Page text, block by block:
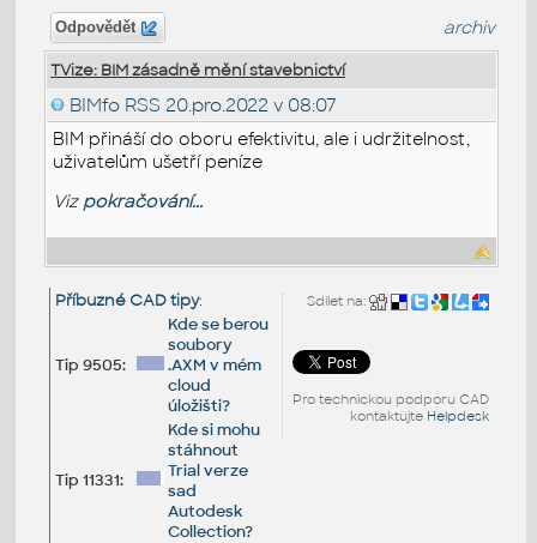
Odpovědět archiv
TVize: BIM zásadně mění stavebnictví
BIMfo RSS 20.pro.2022 v 08:07
BIM přináší do oboru efektivitu, ale i udržitelnost,
uživatelům ušetří peníze
Viz pokračování...
Sdílet na:
Pro technickou podporu CAD
kontaktujte Helpdesk
Příbuzné CAD tipy:
Tip 9505:
Kde se berou
soubory
.AXM v mém
cloud
úložišti?
Tip 11331:
Kde si mohu
stáhnout
Trial verze
sad
Autodesk
Collection?